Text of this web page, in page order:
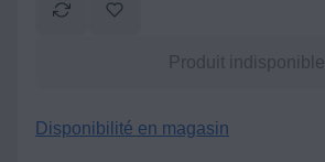
Produit indisponible
Disponibilité en magasin